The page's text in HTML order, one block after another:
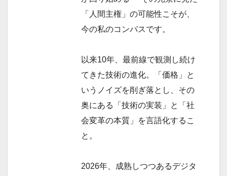
「人間主権」の可能性こそが、
今の私のコンパスです。
以来10年、最前線で観測し続け
てきた技術の進化。「価格」と
いうノイズを削ぎ落とし、その
奥にある「技術の実装」と「社
会変革の本質」を言語化するこ
と。
2026年、成熟しつつあるデジタ